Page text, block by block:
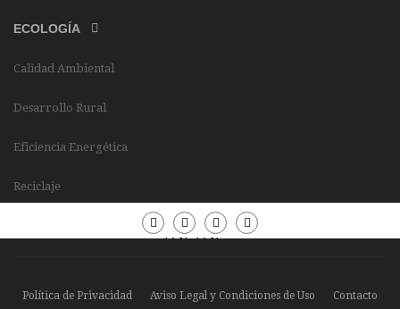
ECOLOGÍA
Calidad Ambiental
Desarrollo Rural
Eficiencia Energética
Reciclaje
Periódico
Periódico
Política de Privacidad Aviso Legal y Condiciones de Uso
Contacto